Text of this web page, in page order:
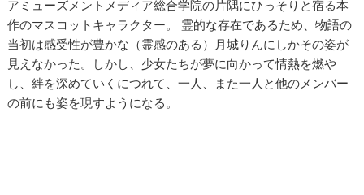
アミューズメントメディア総合学院の⽚隅にひっそりと宿る本
作のマスコットキャラクター。 霊的な存在であるため、物語の
当初は感受性が豊かな（霊感のある）月城りんにしかその姿が
見えなかった。しかし、少女たちが夢に向かって情熱を燃や
し、絆を深めていくにつれて、一人、また一人と他のメンバー
の前にも姿を現すようになる。